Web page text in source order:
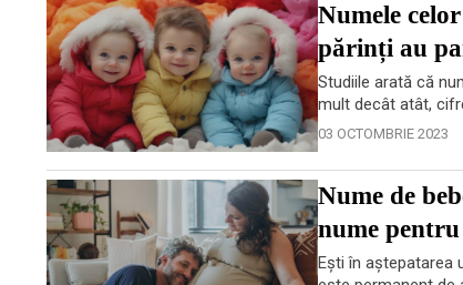
Numele
părinți au
Studiile arată că
mult decât atât,
03 OCTOMBRIE 2023
Nume de
nume
Ești în aștepatarea